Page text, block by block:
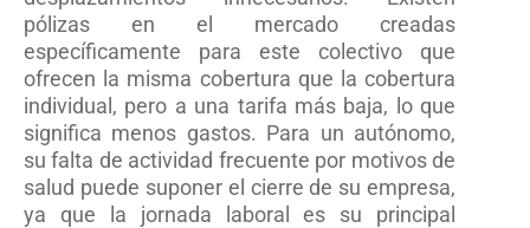
pólizas en el mercado creadas
específicamente para este colectivo que
ofrecen la misma cobertura que la cobertura
individual, pero a una tarifa más baja, lo que
significa menos gastos. Para un autónomo,
su falta de actividad frecuente por motivos de
salud puede suponer el cierre de su empresa,
ya que la jornada laboral es su principal